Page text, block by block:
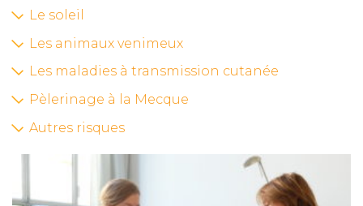
Le soleil
Les animaux venimeux
Les maladies à transmission cutanée
Pèlerinage à la Mecque
Autres risques